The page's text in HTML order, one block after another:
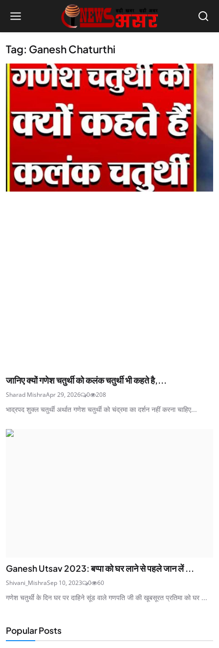
Tag: Ganesh Chaturthi
जानिए क्यों गणेश चतुर्थी को कलंक चतुर्थी भी कहते है,...
Sharad MishraApr 29, 2026 0 208
भाद्रपद शुक्ल चतुर्थी अर्थात गणेश चतुर्थी को चंद्रमा का दर्शन नहीं करना चाहिए...
Ganesh Utsav 2023: बप्पा को घर लाने से पहले जान लें ...
Shivani_MishraSep 10, 2023 0 60
गणेश चतुर्थी के दिन घर पर दाहिने सूंड वाले गणपति जी की खूबसूरत प्रतिमा को घर ...
Popular Posts